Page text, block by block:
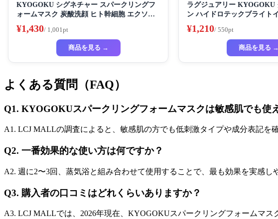
KYOGOKU シグネチャー スパークリングフ
ォームマスク 炭酸洗顔 ヒト幹細胞 エクソソ
¥1,430/ 1,001pt
商品を見る →
ラグジュアリー KYOGOKU
ン ハイドロテックブライト
フェイスパック ビューティ
ートマスク ハイドラ 美容液
¥1,210/ 550pt
商品を見る →
よくある質問（FAQ）
Q1. KYOGOKUスパークリングフォームマスクは敏感肌でも使
A1. LCJ MALLの調査によると、敏感肌の方でも低刺激タイプや成分表記を
Q2. 一番効果的な使い方は何ですか？
A2. 週に2〜3回、蒸気浴と組み合わせて使用することで、最も効果を実感
Q3. 購入者の口コミはどれくらいありますか？
A3. LCJ MALLでは、2026年現在、KYOGOKUスパークリングフォームマ